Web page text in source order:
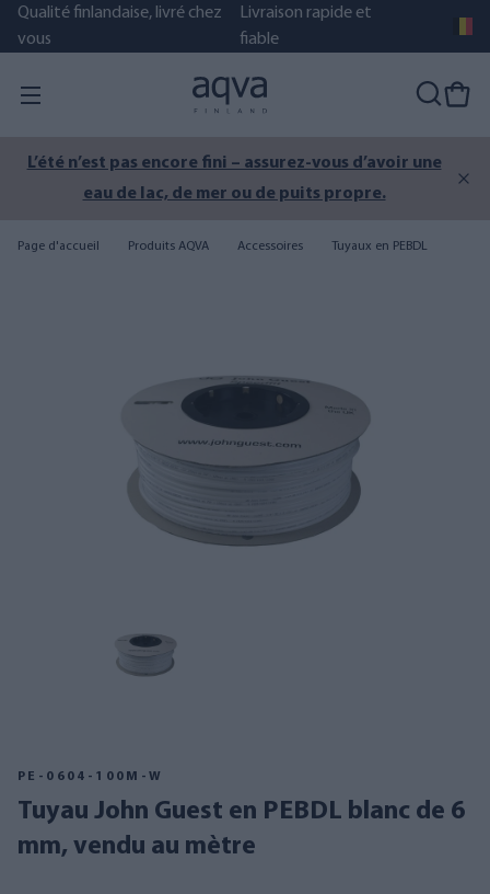
Qualité finlandaise, livré chez
vous
Livraison rapide et
fiable
L’été n’est pas encore fini – assurez-vous d’avoir une
eau de lac, de mer ou de puits propre.
Page d'accueil Produits AQVA Accessoires Tuyaux en PEBDL
PE-0604-100M-W
Tuyau John Guest en PEBDL blanc de 6
mm, vendu au mètre